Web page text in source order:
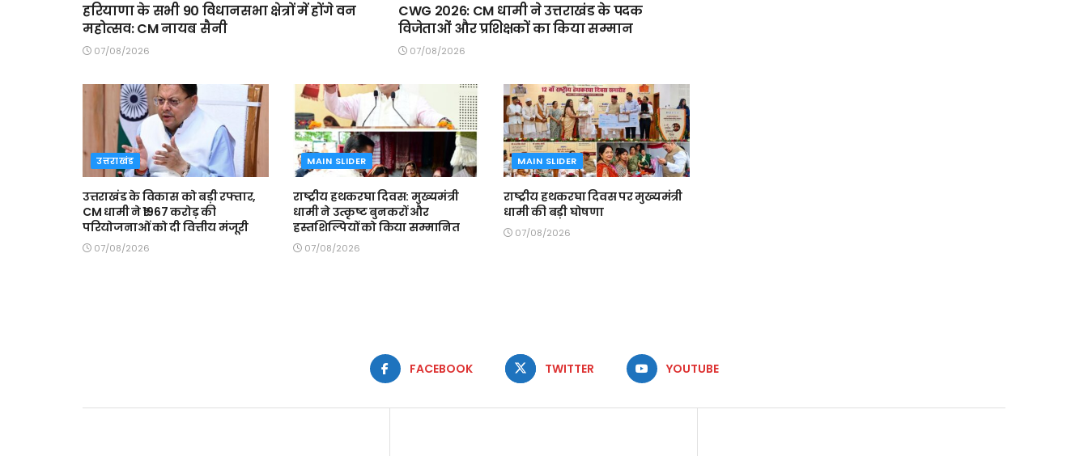
हरियाणा के सभी 90 विधानसभा क्षेत्रों में होंगे वन
महोत्सव: CM नायब सैनी
07/08/2026
CWG 2026: CM धामी ने उत्तराखंड के पदक
विजेताओं और प्रशिक्षकों का किया सम्मान
07/08/2026
उत्तराखंड
उत्तराखंड के विकास को बड़ी रफ्तार,
CM धामी ने ₹1967 करोड़ की
परियोजनाओं को दी वित्तीय मंजूरी
07/08/2026
MAIN SLIDER
राष्ट्रीय हथकरघा दिवस: मुख्यमंत्री
धामी ने उत्कृष्ट बुनकरों और
हस्तशिल्पियों को किया सम्मानित
07/08/2026
MAIN SLIDER
राष्ट्रीय हथकरघा दिवस पर मुख्यमंत्री
धामी की बड़ी घोषणा
07/08/2026
FACEBOOK TWITTER YOUTUBE